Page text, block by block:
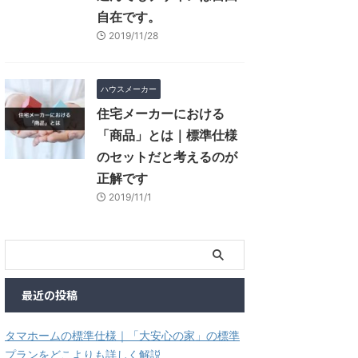
自在です。
2019/11/28
ハウスメーカー
住宅メーカーにおける
「商品」とは｜標準仕様
のセットだと考えるのが
正解です
2019/11/1
最近の投稿
タマホームの標準仕様｜「大安心の家」の標準
プランをどこよりも詳しく解説